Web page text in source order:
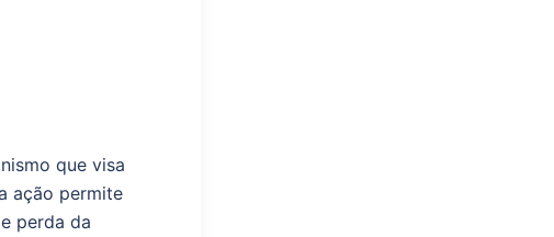
que visa
ação permite
perda da